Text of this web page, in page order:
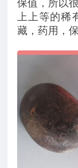
保值，所以
上上等的
藏，药用，